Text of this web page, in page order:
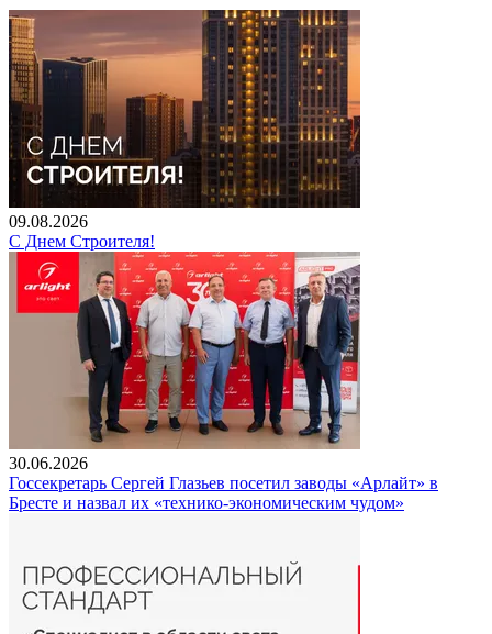
09.08.2026
С Днем Строителя!
30.06.2026
Госсекретарь Сергей Глазьев посетил заводы «Арлайт» в
Бресте и назвал их «технико-экономическим чудом»